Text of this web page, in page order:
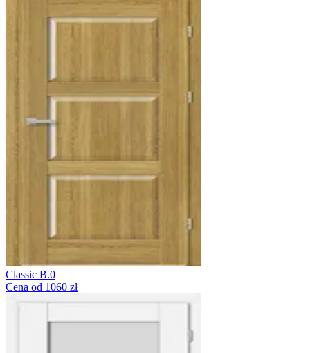
Classic B.0
Cena od 1060 zł